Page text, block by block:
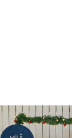
IMG_3821